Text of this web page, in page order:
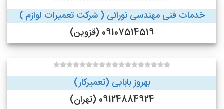
خدمات فنی مهندسی نورائی ( شرکت تعمیرات لوازم )
09107514519 (قزوین)
بهروز بابایی (تعمیرکار)
09124884924 (تهران)